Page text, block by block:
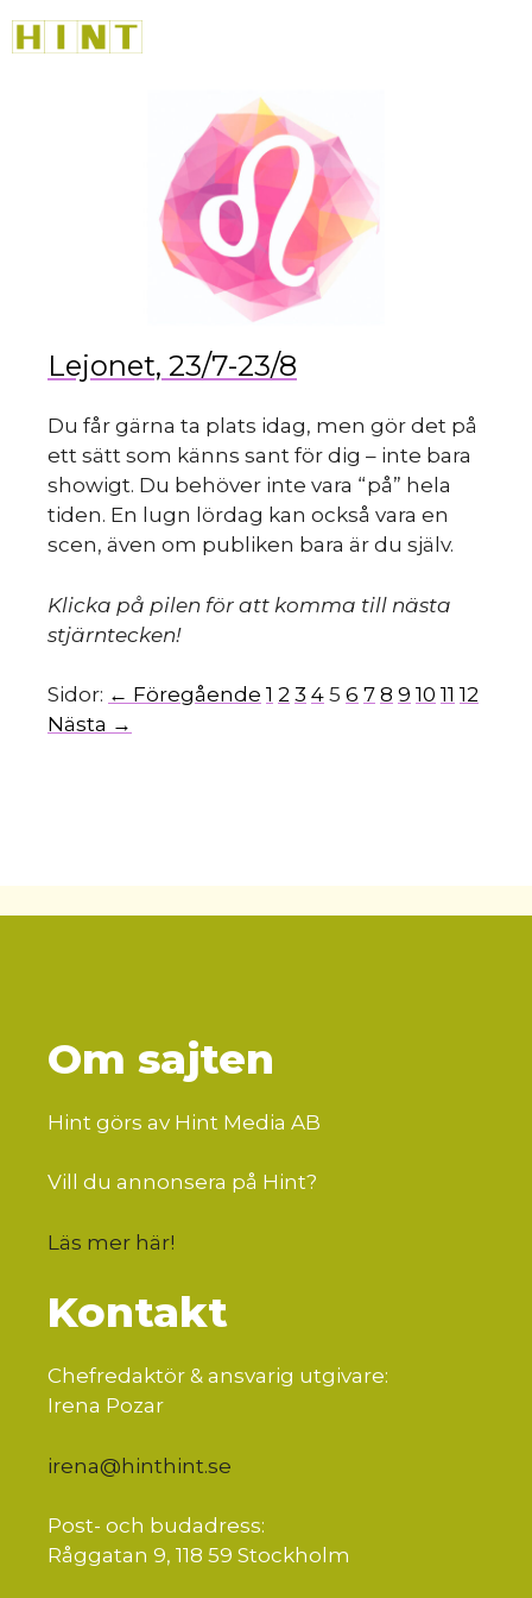
till
Lejonet, 23/7-23/8
Du får gärna ta plats idag, men gör det på
ett sätt som känns sant för dig – inte bara
showigt. Du behöver inte vara “på” hela
tiden. En lugn lördag kan också vara en
scen, även om publiken bara är du själv.
Klicka på pilen för att komma till nästa
stjärntecken!
Sidor: ← Föregående 1 2 3 4 5 6 7 8 9 10 11 12
Nästa →
Om sajten
Hint görs av Hint Media AB
Vill du annonsera på Hint?
Läs mer här!
Kontakt
Chefredaktör & ansvarig utgivare:
Irena Pozar
irena@hinthint.se
Post- och budadress:
Råggatan 9, 118 59 Stockholm